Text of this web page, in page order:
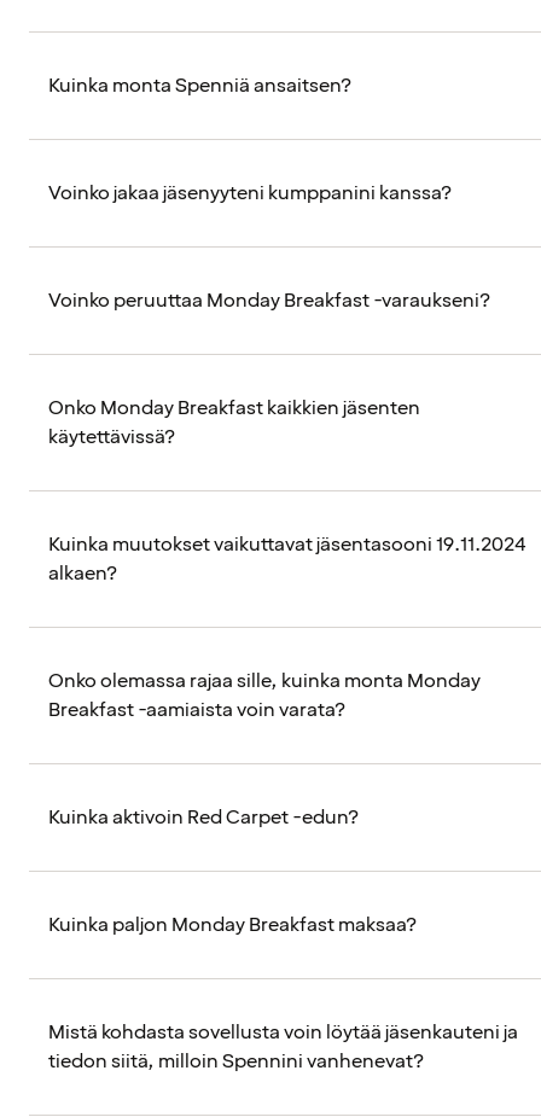
Kuinka monta Spenniä ansaitsen?
Voinko jakaa jäsenyyteni kumppanini kanssa?
Voinko peruuttaa Monday Breakfast -varaukseni?
Onko Monday Breakfast kaikkien jäsenten
käytettävissä?
Kuinka muutokset vaikuttavat jäsentasooni 19.11.2024
alkaen?
Onko olemassa rajaa sille, kuinka monta Monday
Breakfast -aamiaista voin varata?
Kuinka aktivoin Red Carpet -edun?
Kuinka paljon Monday Breakfast maksaa?
Mistä kohdasta sovellusta voin löytää jäsenkauteni ja
tiedon siitä, milloin Spennini vanhenevat?